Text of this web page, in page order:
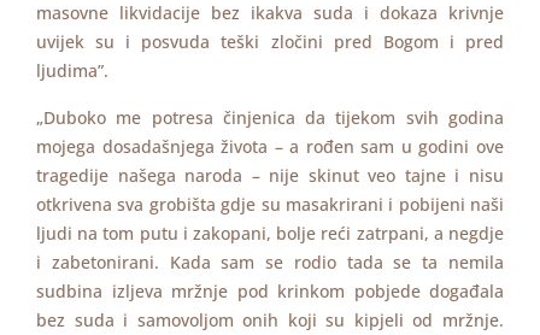
masovne likvidacije bez ikakva suda i dokaza krivnje
uvijek su i posvuda teški zločini pred Bogom i pred
ljudima”.
„Duboko me potresa činjenica da tijekom svih godina
mojega dosadašnjega života – a rođen sam u godini ove
tragedije našega naroda – nije skinut veo tajne i nisu
otkrivena sva grobišta gdje su masakrirani i pobijeni naši
ljudi na tom putu i zakopani, bolje reći zatrpani, a negdje
i zabetonirani. Kada sam se rodio tada se ta nemila
sudbina izljeva mržnje pod krinkom pobjede događala
bez suda i samovoljom onih koji su kipjeli od mržnje.